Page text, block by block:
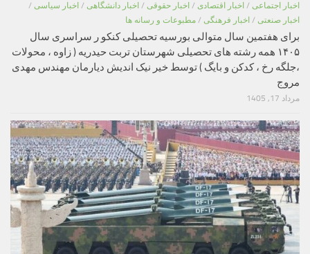
اخبار اجتماعی / اخبار اقتصادی / اخبار حقوقی / اخبار دانشگاهی / اخبار سیاسی /
اخبار صنعتی / اخبار فرهنگی / مطبوعات و رسانه ها
برای هفتمین سال متوالی بورسیه تحصیلی کنکو ر سراسری سال
۱۴۰۵ همه رشته های تحصیلی شهرستان تربت حیدریه ( زاوه ، محولات
،جلگه رخ ، کدکن و بایگ ) توسط خیر نیک اندیش دیارمان مهندس مهدی
مروج
مرداد 17, 1405